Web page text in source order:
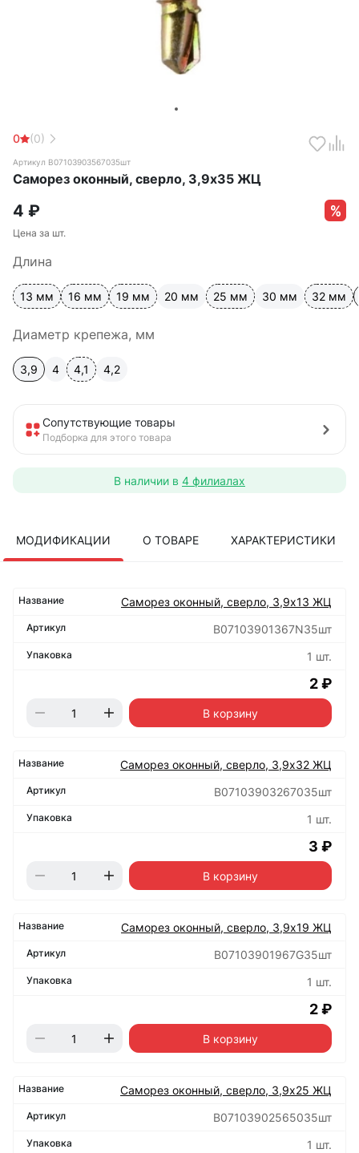
0 (0)
Артикул B07103903567035шт
Саморез оконный, сверло, 3,9х35 ЖЦ
4 ₽
Цена за шт.
Длина
13 мм 16 мм 19 мм 20 мм 25 мм 30 мм 32 мм
Диаметр крепежа, мм
3,9 4 4,1 4,2
Сопутствующие товары
Подборка для этого товара
В наличии в 4 филиалах
МОДИФИКАЦИИ О ТОВАРЕ ХАРАКТЕРИСТИКИ
Саморез оконный, сверло, 3,9х13 ЖЦ
B07103901367N35шт
1 шт.
2 ₽
В корзину
Саморез оконный, сверло, 3,9х32 ЖЦ
B07103903267035шт
1 шт.
3 ₽
В корзину
Саморез оконный, сверло, 3,9х19 ЖЦ
B07103901967G35шт
1 шт.
2 ₽
В корзину
Саморез оконный, сверло, 3,9х25 ЖЦ
B07103902565035шт
1 шт.